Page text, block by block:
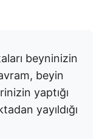
beyninizin
beyin
yaptığı
yayıldığı